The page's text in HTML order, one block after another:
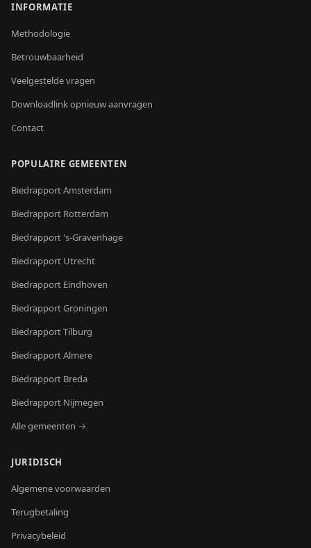
INFORMATIE
Methodologie
Betrouwbaarheid
Veelgestelde vragen
Downloadlink opnieuw aanvragen
Contact
POPULAIRE GEMEENTEN
BiedrapportAmsterdam
Biedrapport Rotterdam
Biedrapport 's-Gravenhage
Biedrapport Utrecht
Biedrapport Eindhoven
BiedrapportGroningen
BiedrapportTilburg
BiedrapportAlmere
Biedrapport Breda
Biedrapport Nijmegen
Alle gemeenten →
JURIDISCH
Algemene voorwaarden
Terugbetaling
Privacybeleid